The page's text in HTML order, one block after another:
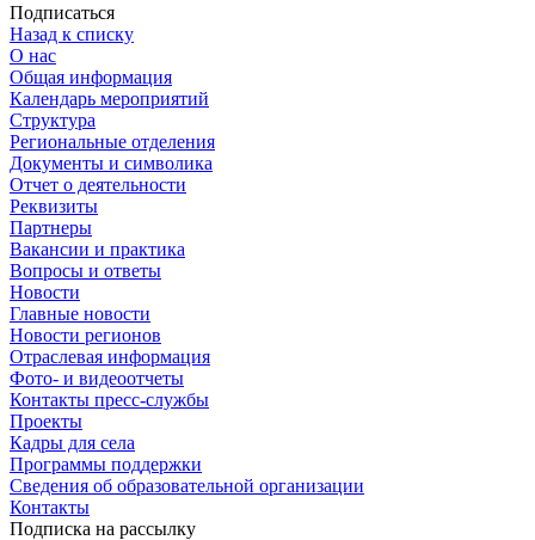
Подписаться
Назад к списку
О нас
Общая информация
Календарь мероприятий
Структура
Региональные отделения
Документы и символика
Отчет о деятельности
Реквизиты
Партнеры
Вакансии и практика
Вопросы и ответы
Новости
Главные новости
Новости регионов
Отраслевая информация
Фото- и видеоотчеты
Контакты пресс-службы
Проекты
Кадры для села
Программы поддержки
Сведения об образовательной организации
Контакты
Подписка на рассылку